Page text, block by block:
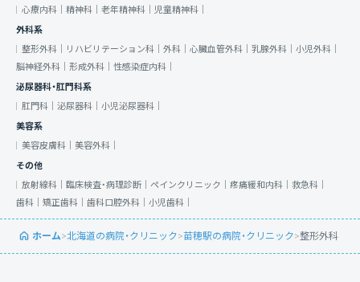
心療内科｜ 精神科｜ 老年精神科｜ 児童精神科｜
外科系
整形外科｜
リハビリテーション科｜ 外科｜ 心臓血管外科｜ 乳腺外科｜ 小児外科｜
脳神経外科｜ 形成外科｜ 性感染症内科｜
泌尿器科・肛門科系
肛門科｜ 泌尿器科｜ 小児泌尿器科｜
美容系
美容皮膚科｜ 美容外科｜
その他
放射線科｜ 臨床検査・病理診断｜ ペインクリニック｜ 疼痛緩和内科｜ 救急科｜
歯科｜ 矯正歯科｜ 歯科口腔外科｜ 小児歯科｜
ホーム>北海道の病院・クリニック>苗穂駅の病院・クリニック>整形外科